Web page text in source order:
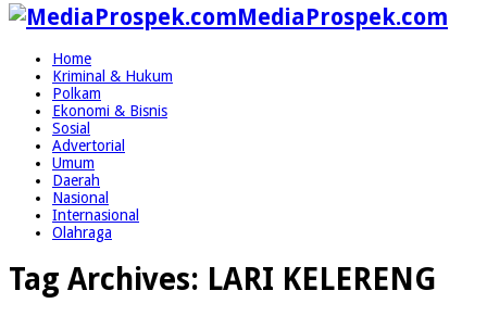
MediaProspek.com
Home
Kriminal & Hukum
Polkam
Ekonomi & Bisnis
Sosial
Advertorial
Umum
Daerah
Nasional
Internasional
Olahraga
Tag Archives: LARI KELERENG